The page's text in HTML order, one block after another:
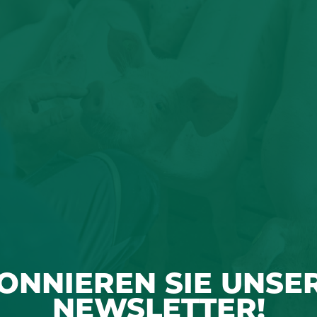
SIE
NEWSLETTER!